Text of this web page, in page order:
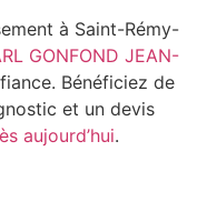
à Saint-Rémy-
GONFOND JEAN-
Bénéficiez de
et un devis
aujourd’hui.